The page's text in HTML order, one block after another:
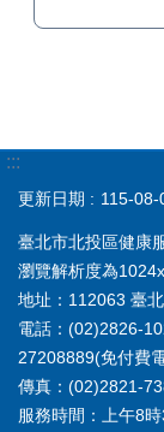
:::
更新日期 115-08-
臺北市北投區健康
瀏覽解析度為
地址：112063 臺
電話：(02)2826-
27208889(免付費
傳真：(02)2821-
服務時間：上午8